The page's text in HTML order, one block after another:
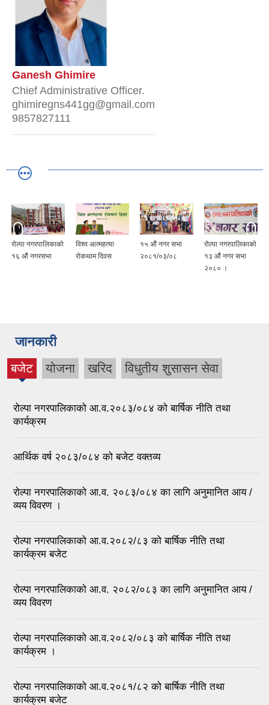
Ganesh Ghimire
Chief Administrative Officer.
ghimiregns441gg@gmail.com
9857827111
रोल्पा नगरपालिकाको
१६ औं नगरसभा
विश्व आत्महत्या
रोकथाम दिवस
१५ ‍औं नगर सभा
२०८१/०३/०८
रोल्पा नगरपालिकाको
१३ औं नगर सभा
२०८० ।
जानकारी
बजेट
(active
योजना खरिद विधुतीय शुसासन सेवा
रोल्पा नगरपालिकाको आ.व.२०८३/०८४ को बार्षिक नीति तथा
कार्यक्रम
आर्थिक वर्ष २०८३/०८४ को बजेट वक्तव्य
रोल्पा नगरपालिकाको आ.व. २०८३/०८४ का लागि अनुमानित आय /
व्यय विवरण ।
रोल्पा नगरपालिकाको आ.व.२०८२/८३ को बार्षिक नीति तथा
कार्यक्रम बजेट
रोल्पा नगरपालिकाको आ.व. २०८२/०८३ का लागि अनुमानित आय /
व्यय विवरण
रोल्पा नगरपालिकाको आ.व.२०८२/०८३ को बार्षिक नीति तथा
कार्यक्रम ।
रोल्पा नगरपालिकाको आ.व.२०८१/८२ को बार्षिक नीति तथा
कार्यक्रम बजेट